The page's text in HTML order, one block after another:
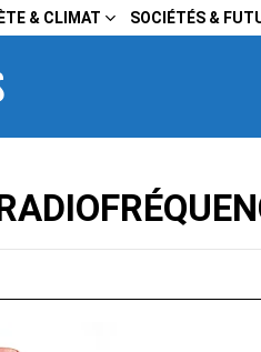
& CLIMAT SOCIÉTÉS &